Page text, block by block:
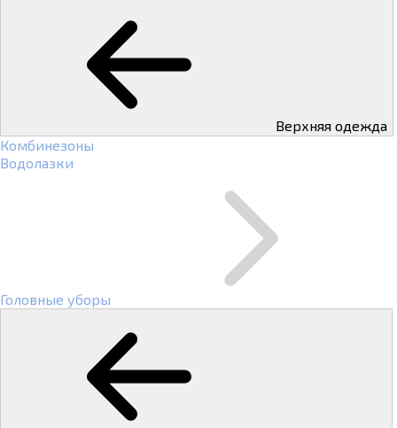
Верхняя одежда
Комбинезоны
Водолазки
Головные уборы